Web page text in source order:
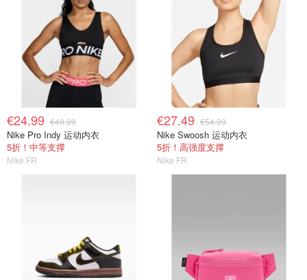
€24.99 €49.99
Nike Pro Indy 运动内衣
5折！中等支撑
Nike FR
€27.49 €54.99
Nike Swoosh 运动内衣
5折！高强度支撑
Nike FR